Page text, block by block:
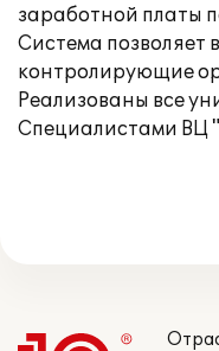
заработной платы
Система позволяет
контролирующие
Реализованы все
Специалистами ВЦ